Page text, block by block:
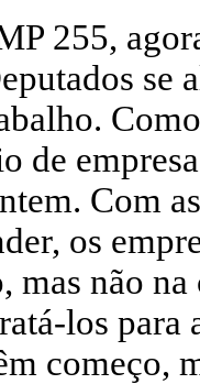
255,
se
de
Com
os
mas não
los
começo,